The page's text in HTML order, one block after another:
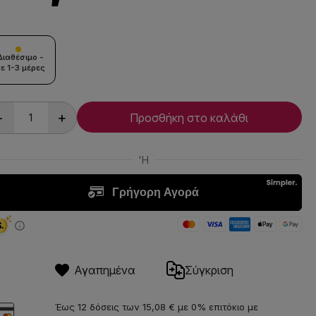
-
1-3 μέρες
+ Προσθήκη στο καλάθι
Αγαπημένα Σύγκριση
Έως 12 δόσεις των 15,08 € με 0% επιτόκιο με